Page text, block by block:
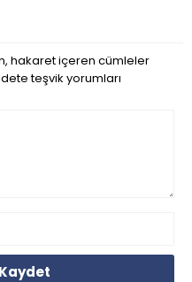
hakaret içeren cümleler
teşvik yorumları